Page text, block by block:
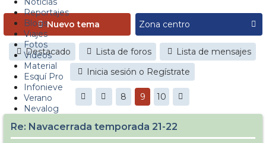
Reportajes
Blogs
Viajes
Fotos
Videos
Material
Esquí Pro
Infonieve
Verano
Nevalog
Nuevo tema
Destacado Lista de foros
Lista de mensajes
Inicia sesión o Regístrate
8 9 10
Re: Navacerrada temporada 21-22